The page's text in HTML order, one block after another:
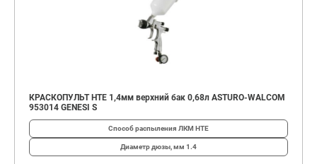
КРАСКОПУЛЬТ HTE 1,4мм верхний бак 0,68л ASTURO-WALCOM
953014 GENESI S
Способ распыления ЛКМ HTE
Диаметр дюзы, мм 1.4